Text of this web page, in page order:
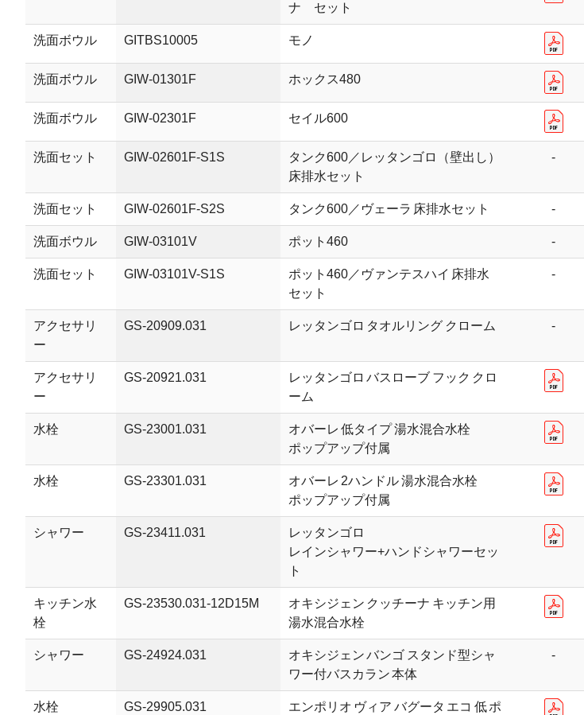
ナ セット
洗面ボウル GITBS10005 モノ
洗面ボウル GIW-01301F ホックス480
洗面ボウル GIW-02301F セイル600
洗面セット GIW-02601F-S1S
タンク600／レッタンゴロ（壁出し）
床排水セット
-
洗面セット GIW-02601F-S2S タンク600／ヴェーラ 床排水セット -
洗面ボウル GIW-03101V ポット460 -
洗面セット GIW-03101V-S1S
ポット460／ヴァンテスハイ 床排水
セット
-
アクセサリ
ー
GS-20909.031 レッタンゴロ タオルリング クローム -
アクセサリ
ー
GS-20921.031
レッタンゴロ バスローブ フック クロ
ーム
水栓 GS-23001.031
オバーレ 低タイプ 湯水混合水栓
ポップアップ付属
水栓 GS-23301.031
オバーレ 2ハンドル 湯水混合水栓
ポップアップ付属
シャワー GS-23411.031
レッタンゴロ
レインシャワー+ハンドシャワーセッ
ト
キッチン水
栓
GS-23530.031-12D15M
オキシジェン クッチーナ キッチン用
湯水混合水栓
シャワー GS-24924.031
オキシジェン バンゴ スタンド型シャ
ワー付バスカラン 本体
-
水栓 GS-29905.031
エンポリオ ヴィア バグータ エコ 低 ポ